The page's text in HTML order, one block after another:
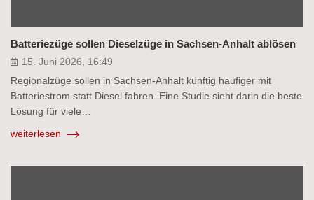
Batteriezüge sollen Dieselzüge in Sachsen-Anhalt ablösen
15. Juni 2026, 16:49
Regionalzüge sollen in Sachsen-Anhalt künftig häufiger mit
Batteriestrom statt Diesel fahren. Eine Studie sieht darin die beste
Lösung für viele…
weiterlesen